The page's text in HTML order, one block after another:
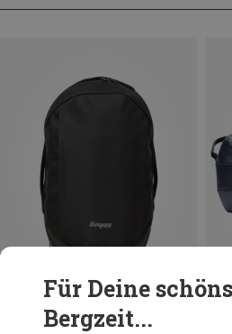
Für Deine
Bergzeit...